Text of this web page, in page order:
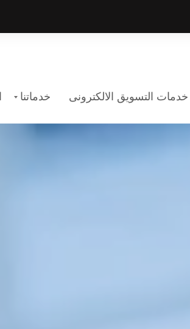
خدمات التسويق الالكترونى خدماتنا
التسويق
لماذا نحن
الالكترونى
افضل اختيار